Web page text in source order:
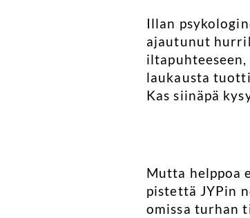
Illan
ajautunut
laukausta
Kas siinäpä
Mutta helppoa
pistettä JYPin
omissa turhan